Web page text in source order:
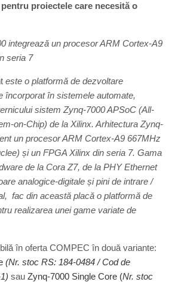
proiectele care necesită o
integrează un procesor ARM Cortex-A9
seria 7
este o platformă de dezvoltare
încorporat în sistemele automate,
sistem Zynq-7000 APSoC (All-
on-Chip) de la Xilinx. Arhitectura Zynq-
un procesor ARM Cortex-A9 667MHz
și un FPGA Xilinx din seria 7. Gama
de la Cora Z7, de la PHY Ethernet
analogice-digitale și pini de intrare /
fac din această placă o platformă de
realizarea unei game variate de
în oferta COMPEC în două variante:
(Nr. stoc RS: 184-0484 / Cod de
sau Zynq-7000 Single Core (Nr. stoc